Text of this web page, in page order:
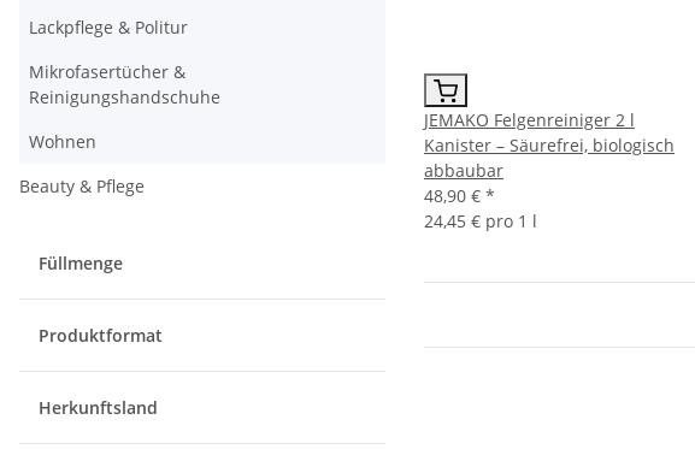
JEMAKO Felgenreiniger 2 l
Kanister – Säurefrei, biologisch
abbaubar
48,90 € *
24,45 € pro 1 l
Lackpflege & Politur
Mikrofasertücher &
Reinigungshandschuhe
Wohnen
Beauty & Pflege
Füllmenge
Produktformat
Herkunftsland